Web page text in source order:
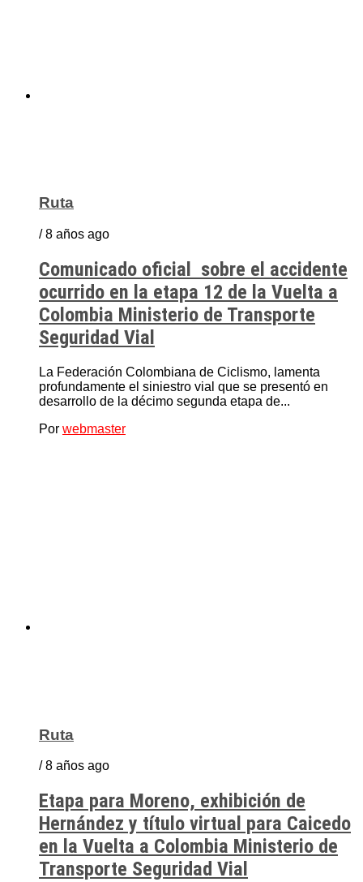
Ruta
/ 8 años ago
Comunicado oficial sobre el accidente
ocurrido en la etapa 12 de la Vuelta a
Colombia Ministerio de Transporte
Seguridad Vial
La Federación Colombiana de Ciclismo, lamenta
profundamente el siniestro vial que se presentó en
desarrollo de la décimo segunda etapa de...
Por webmaster
Ruta
/ 8 años ago
Etapa para Moreno, exhibición de
Hernández y título virtual para Caicedo
en la Vuelta a Colombia Ministerio de
Transporte Seguridad Vial